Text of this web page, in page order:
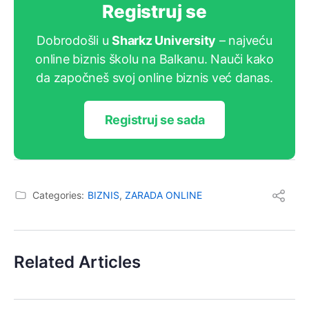
Registruj se
Dobrodošli uSharkz University – najveću
online biznis školu na Balkanu. Nauči kako
da započneš svoj online biznis već danas.
Registruj se sada
Categories: BIZNIS, ZARADA ONLINE
Related Articles